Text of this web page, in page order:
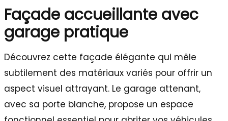
Façade accueillante avec
garage pratique
Découvrez cette façade élégante qui mêle
subtilement des matériaux variés pour offrir un
aspect visuel attrayant. Le garage attenant,
avec sa porte blanche, propose un espace